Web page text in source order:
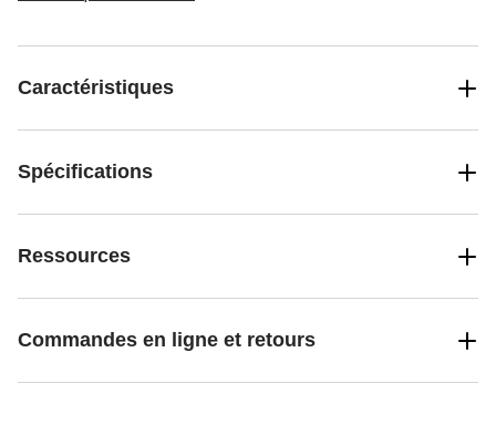
Caractéristiques
Spécifications
Ressources
Commandes en ligne et retours